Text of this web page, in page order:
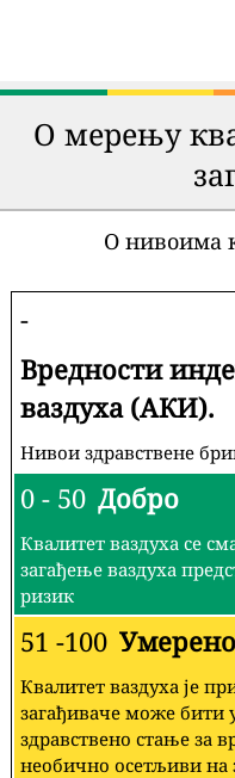
О мерењу
О нивоима
-
Вредности
ваздуха (АКИ).
Нивои здравствене
0 - 50 Добро
Квалитет ваздуха се
загађење ваздуха
ризик
51 -100 Умерено
Квалитет ваздуха је
загађиваче може бити
здравствено стање за
необично осетљиви на